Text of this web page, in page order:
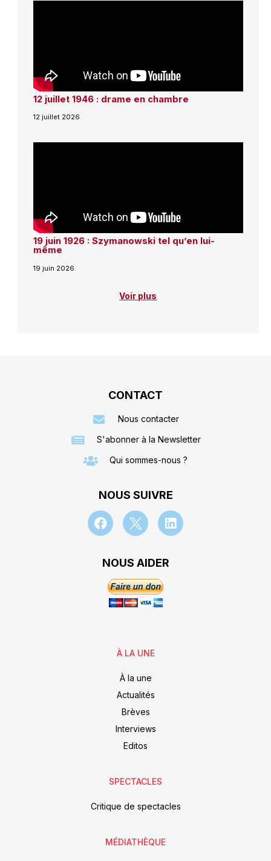
12 juillet 1946 : drame en chambre
12 juillet 2026
19 juin 1926 : Szymanowski tel qu’en lui-
même
19 juin 2026
Voir plus
CONTACT
Nous contacter
S'abonner à la Newsletter
Qui sommes-nous ?
NOUS SUIVRE
NOUS AIDER
À LA UNE
À la une
Actualités
Brèves
Interviews
Editos
SPECTACLES
Critique de spectacles
MÉDIATHÈQUE